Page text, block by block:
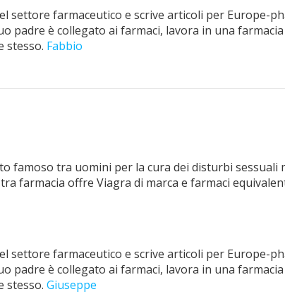
settore farmaceutico e scrive articoli per Europe-
padre è collegato ai farmaci, lavora in una
stesso. Fabbio
famoso tra uomini per la cura dei disturbi sessuali
farmacia offre Viagra di marca e farmaci
settore farmaceutico e scrive articoli per Europe-
padre è collegato ai farmaci, lavora in una
stesso. Giuseppe